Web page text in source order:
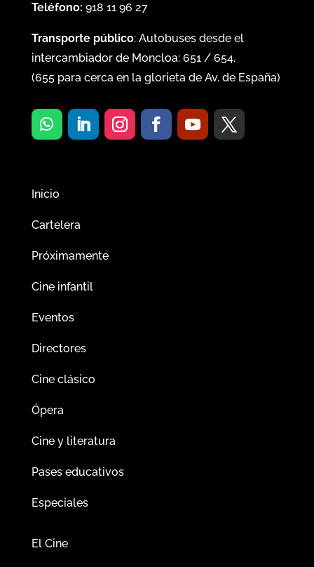
Teléfono: 918 11 96 27
Transporte público: Autobuses desde el
intercambiador de Moncloa: 651/ 654.
(655para cerca en la glorieta de Av. de España)
Inicio
Cartelera
Próximamente
Cine infantil
Eventos
Directores
Cine clásico
Ópera
Cine y literatura
Pases educativos
Especiales
El Cine